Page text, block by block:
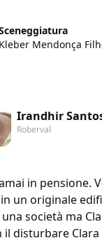
Kleber Mendonça
Irandhir
Roberval
in pensione.
un originale
società ma
disturbare